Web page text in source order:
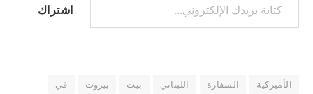
اشتراك
الأميركية السفارة اللبناني بيت بيروت
في